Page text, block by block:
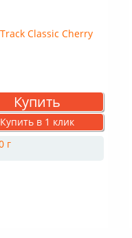
Купить
Купить в 1 клик